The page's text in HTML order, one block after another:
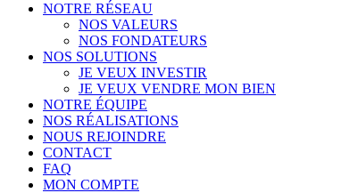
NOTRE RÉSEAU
NOS VALEURS
NOS FONDATEURS
NOS SOLUTIONS
JE VEUX INVESTIR
JE VEUX VENDRE MON BIEN
NOTRE ÉQUIPE
NOS RÉALISATIONS
NOUS REJOINDRE
CONTACT
FAQ
MON COMPTE